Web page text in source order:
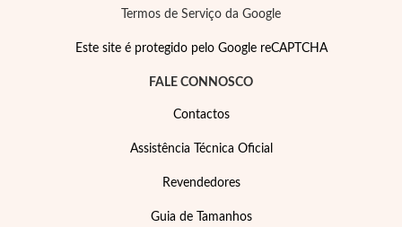
Joias de Festa
Termos de Serviço da Google
Este site é protegido pelo Google reCAPTCHA
FALE CONNOSCO
Contactos
Assistência Técnica Oficial
Revendedores
Guia de Tamanhos